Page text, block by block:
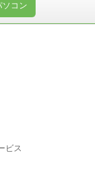
ソコン
ビス